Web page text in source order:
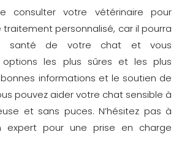
consulter votre vétérinaire pour
personnalisé, car il pourra
santé de votre chat et vous
options les plus sûres et les plus
informations et le soutien de
pouvez aider votre chat sensible à
et sans puces. N’hésitez pas à
expert pour une prise en charge